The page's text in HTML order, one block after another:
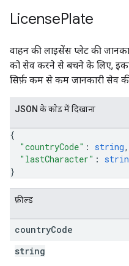
LicensePlate
वाहन की लाइसेंस प्लेट की
को सेव करने से बचने के लिए,
सिर्फ़ कम से कम जानकारी सेव
JSON के काेड में दिखाना
{
"countryCode" : string,
"lastCharacter" :
}
फ़ील्ड
countryCode
string